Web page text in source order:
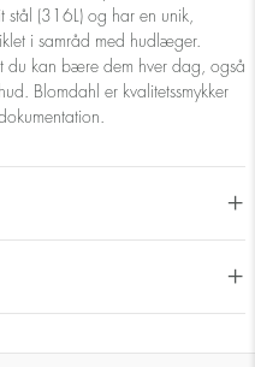
stål (316L) og har en unik,
i samråd med hudlæger.
du kan bære dem hver dag, også
Blomdahl er kvalitetssmykker